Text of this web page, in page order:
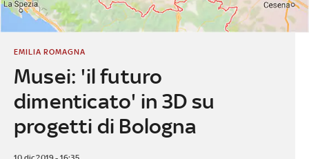
Musei: 'il futuro
dimenticato' in 3D su
progetti di Bologna
EMILIA ROMAGNA